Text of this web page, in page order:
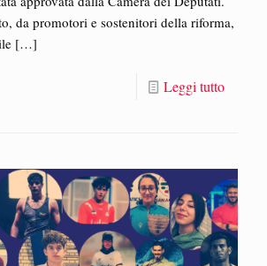
da promotori e sostenitori della riforma,
[…]
Leggi tutto